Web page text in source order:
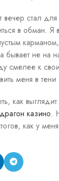
вечер стал
в обман.
бывает не на
смелее к
меня в тени
как
казино.
как у